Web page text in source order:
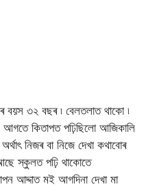
বয়স ৩২ বছৰ ৷ বেলতলাত থাকো ৷
আগতে কিতাপত পঢ়িছিলো আজিকালি
নিজৰ বা নিজে দেখা কথাবোৰ
স্কুলত পঢ়ি থাকোতে
আদ্দাত মই আগদিনা দেখা মা